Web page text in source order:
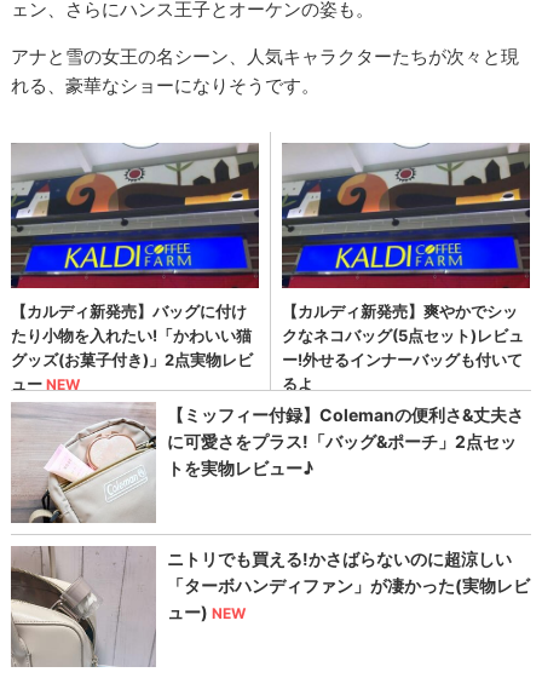
ェン、さらにハンス王子とオーケンの姿も。
アナと雪の女王の名シーン、人気キャラクターたちが次々と現
れる、豪華なショーになりそうです。